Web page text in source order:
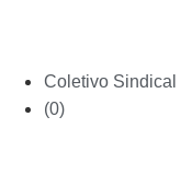
Coletivo Sindical
(0)